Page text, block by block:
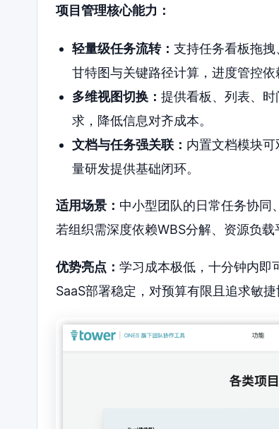
项目管理核心能力：
轻量级任务流转： 支持任务看板拖
甘特图与关键路径计算，进度管控依
多维视图切换： 提供看板、列表、
求，降低信息对齐成本。
文档与任务强关联： 内置文档模块
量研发提供基础闭环。
适用场景： 中小型团队的日常任务协同
若组织需深度依赖WBS分解、资源负
优势亮点： 学习成本极低，十分钟内即
SaaS部署稳定，对预算有限且追求敏